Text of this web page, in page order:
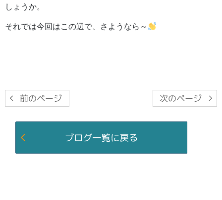
しょうか。
それでは今回はこの辺で、さようなら～